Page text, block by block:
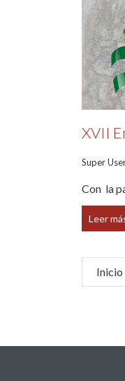
XVII
Super
Con la
Leer
Inicio